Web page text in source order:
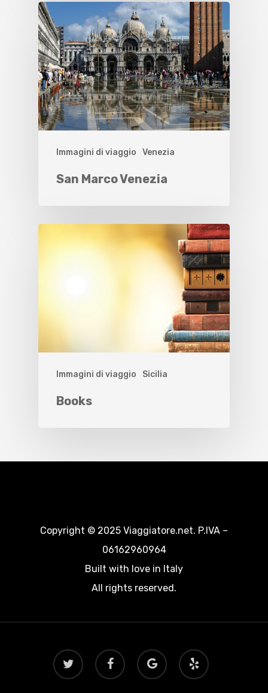
Immagini di viaggio Venezia
San Marco Venezia
Immagini di viaggio Sicilia
Books
Copyright © 2025 Viaggiatore.net. P.IVA –
06162960964
Built with love in Italy
All rights reserved.
twitter facebook
google-
plus
yelp